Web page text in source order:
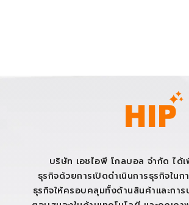
บริษัท เอชไอพี โกลบอล จำกัด ได้
ธุรกิจด้วยการเปิดดำเนินการธุรกิจใน
ธุรกิจให้ครอบคลุมทั้งด้านสินค้าและกา